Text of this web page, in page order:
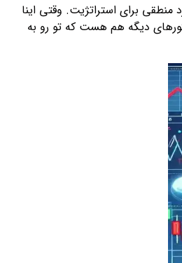
برای استراتژیت. وقتی اینا
دیگه هم هست که تو رو به